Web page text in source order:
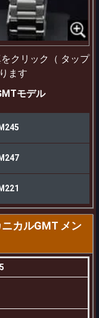
クリック（ タップ
ます
モデル
カルGMT メン